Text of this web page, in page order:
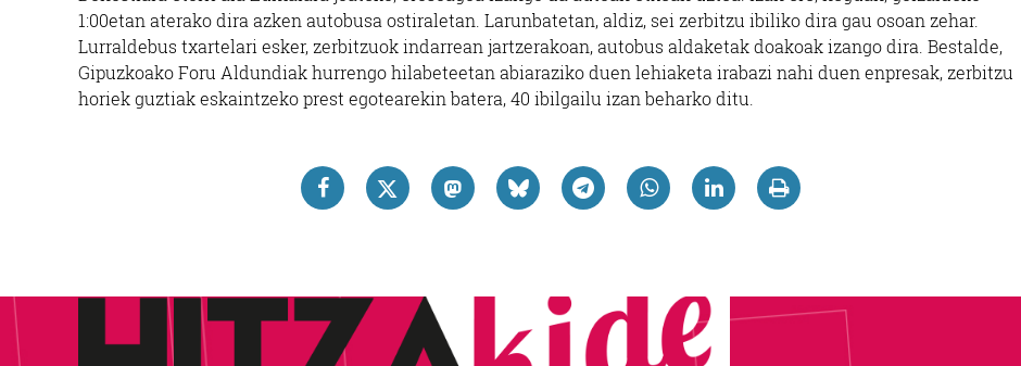
1:00etan aterako dira azken autobusa ostiraletan. Larunbatetan, aldiz, sei zerbitzu ibiliko dira gau osoan zehar.
Lurraldebus txartelari esker, zerbitzuok indarrean jartzerakoan, autobus aldaketak doakoak izango dira. Bestalde,
Gipuzkoako Foru Aldundiak hurrengo hilabeteetan abiaraziko duen lehiaketa irabazi nahi duen enpresak, zerbitzu
horiek guztiak eskaintzeko prest egotearekin batera, 40 ibilgailu izan beharko ditu.